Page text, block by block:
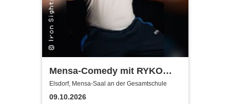
Mensa-Comedy mit RYKO
und Vincent Tophoven
Elsdorf, Mensa-Saal an der Gesamtschule
09.10.2026